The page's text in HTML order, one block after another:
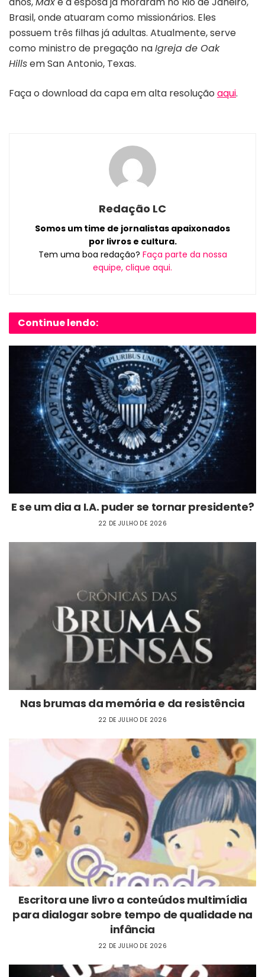
Brasil, onde atuaram como missionários. Eles
possuem três filhas já adultas. Atualmente, serve
como ministro de pregação naIgreja de Oak
Hillsem San Antonio, Texas.
Faça o download da capa em alta resolução aqui.
Redação LC
Somos um time de jornalistas apaixonados
por livros e cultura.
Tem uma boa redação? Faça parte da nossa
equipe, clique aqui.
Continue lendo:
E se um dia a I.A. puder se tornar presidente?
22 DE JULHO DE 2026
Nas brumas da memória e da resistência
22 DE JULHO DE 2026
Escritora une livro a conteúdos multimídia
para dialogar sobre tempo de qualidade na
infância
22 DE JULHO DE 2026